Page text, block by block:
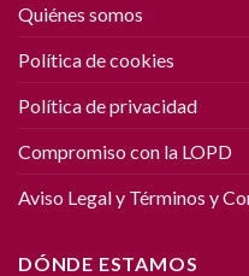
Quiénes somos
Política de cookies
Política de privacidad
Compromiso con la LOPD
Aviso Legal y Términos y
DÓNDE ESTAMOS